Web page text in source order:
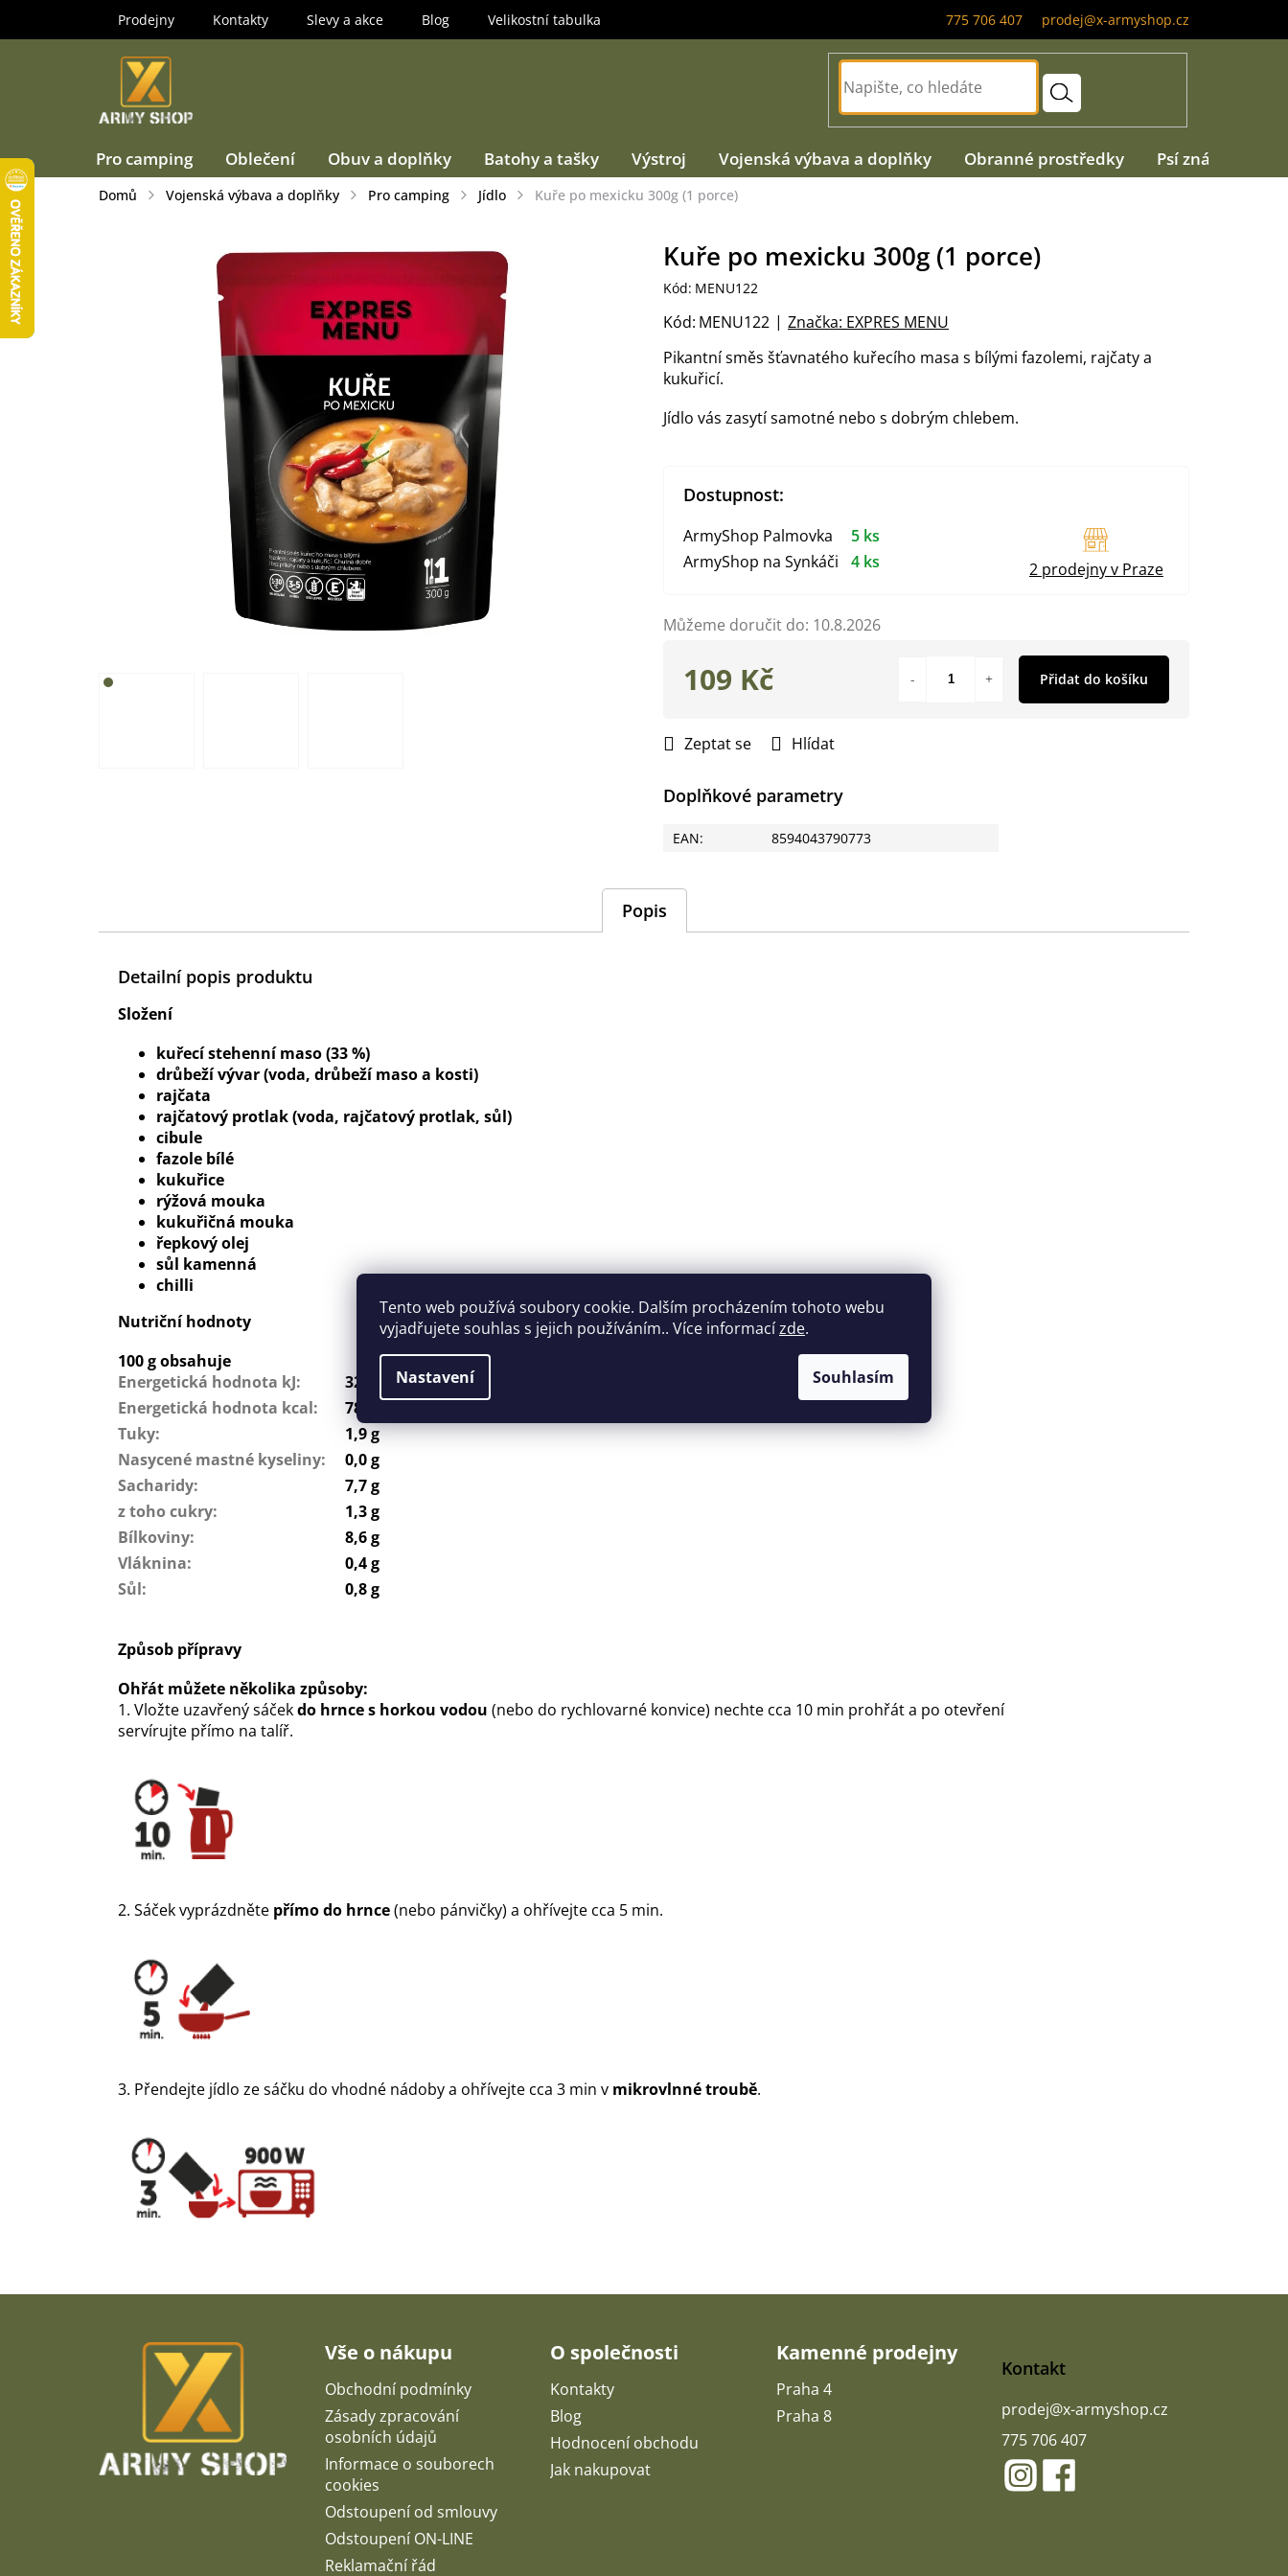
Tento web používá soubory cookie. Dalším procházením tohoto webu
vyjadřujete souhlas s jejich používáním.. Více informacízde.
Nastavení Souhlasím
775 706 407 prodej@x-armyshop.cz
Prodejny Kontakty Slevy a akce Blog Velikostní tabulka
Pro camping Oblečení Obuv a doplňky Batohy a tašky Výstroj Vojenská výbava a doplňky Obranné prostředky Psí známky
Domů Vojenská výbava a doplňky Pro camping Jídlo Kuře po mexicku 300g (1 porce)
Můžeme doručit do: 10.8.2026
Pikantní směs šťavnatého kuřecího masa s bílými fazolemi, rajčaty a
kukuřicí.
Jídlo vás zasytí samotné nebo s dobrým chlebem.
Zeptat se Hlídat
Doplňkové parametry
EAN: 8594043790773
Kuře po mexicku 300g (1 porce)
Kód: MENU122
Značka: EXPRES MENU
Kód: MENU122
109 Kč Přidat do košíku
Dostupnost:
ArmyShop Palmovka
5 ks
ArmyShop na Synkáči
4 ks 2 prodejny v Praze
Popis
Detailní popis produktu
Složení
kuřecí stehenní maso (33 %)
drůbeží vývar (voda, drůbeží maso a kosti)
rajčata
rajčatový protlak (voda, rajčatový protlak, sůl)
cibule
fazole bílé
kukuřice
rýžová mouka
kukuřičná mouka
řepkový olej
sůl kamenná
chilli
Nutriční hodnoty
100 g obsahuje
Energetická hodnota kJ:
329
Energetická hodnota kcal:
78
Tuky:
1,9 g
Nasycené mastné kyseliny:
0,0 g
Sacharidy:
7,7 g
z toho cukry:
1,3 g
Bílkoviny:
8,6 g
Vláknina:
0,4 g
Sůl: 0,8 g
Způsob přípravy
Ohřát můžete několika způsoby:
1. Vložte uzavřený sáčekdo hrnce s horkou vodou (nebo do rychlovarné konvice) nechte cca 10 min prohřát a po otevření
servírujte přímo na talíř.
2. Sáček vyprázdněte přímo do hrnce(nebo pánvičky) a ohřívejte cca 5 min.
3. Přendejte jídlo ze sáčku do vhodné nádoby a ohřívejte cca 3 min v mikrovlnné troubě.
Z
Vše o nákupu
Obchodní podmínky
Zásady zpracování
osobních údajů
Informace o souborech
cookies
Odstoupení od smlouvy
Odstoupení ON-LINE
Reklamační řád
O společnosti
Kontakty
Blog
Hodnocení obchodu
Jak nakupovat
Kamenné prodejny
Praha 4
Praha 8
Kontakt
prodej@x-armyshop.cz
775 706 407